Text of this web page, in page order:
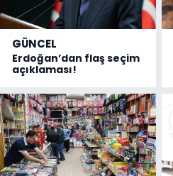
GÜNCEL
Erdoğan’dan flaş seçim
açıklaması!